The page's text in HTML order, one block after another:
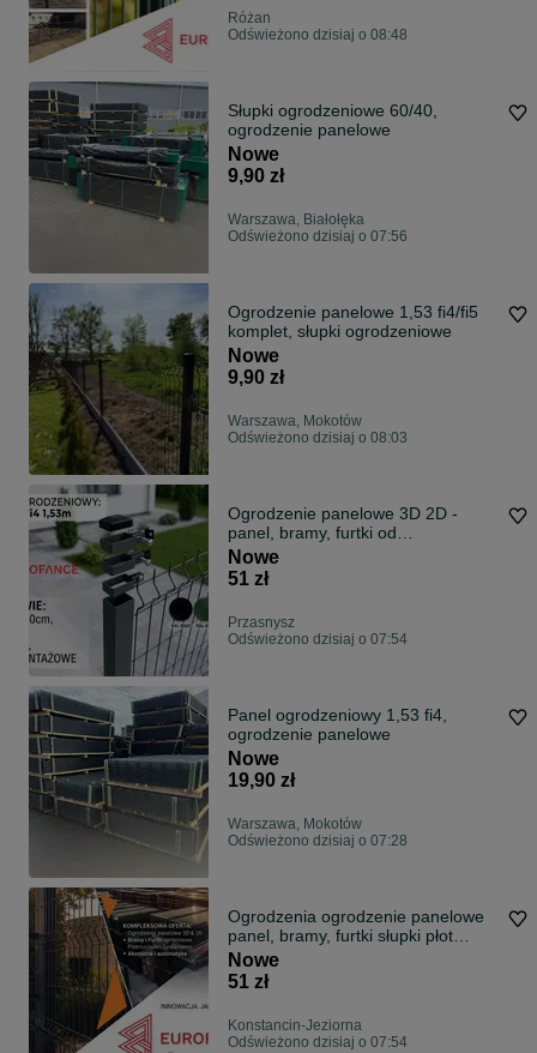
Różan
Odświeżono dzisiaj o 08:48
Słupki ogrodzeniowe 60/40,
ogrodzenie panelowe
Nowe
9,90 zł
Warszawa, Białołęka
Odświeżono dzisiaj o 07:56
Ogrodzenie panelowe 1,53 fi4/fi5
komplet, słupki ogrodzeniowe
Nowe
9,90 zł
Warszawa, Mokotów
Odświeżono dzisiaj o 08:03
Ogrodzenie panelowe 3D 2D -
panel, bramy, furtki od
PRODUCENTA
Nowe
51 zł
Przasnysz
Odświeżono dzisiaj o 07:54
Panel ogrodzeniowy 1,53 fi4,
ogrodzenie panelowe
Nowe
19,90 zł
Warszawa, Mokotów
Odświeżono dzisiaj o 07:28
Ogrodzenia ogrodzenie panelowe
panel, bramy, furtki słupki płot
palety
Nowe
51 zł
Konstancin-Jeziorna
Odświeżono dzisiaj o 07:54